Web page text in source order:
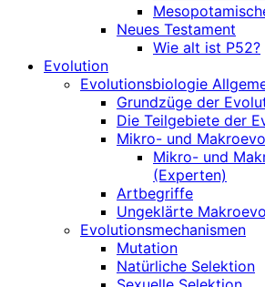
Neues Testament
Wie alt ist P52?
Evolution
Evolutionsbiologie
Grundzüge der
Die Teilgebiete der
Mikro- und
Mikro- und
(Experten)
Artbegriffe
Ungeklärte
Evolutionsmechanismen
Mutation
Natürliche Selektion